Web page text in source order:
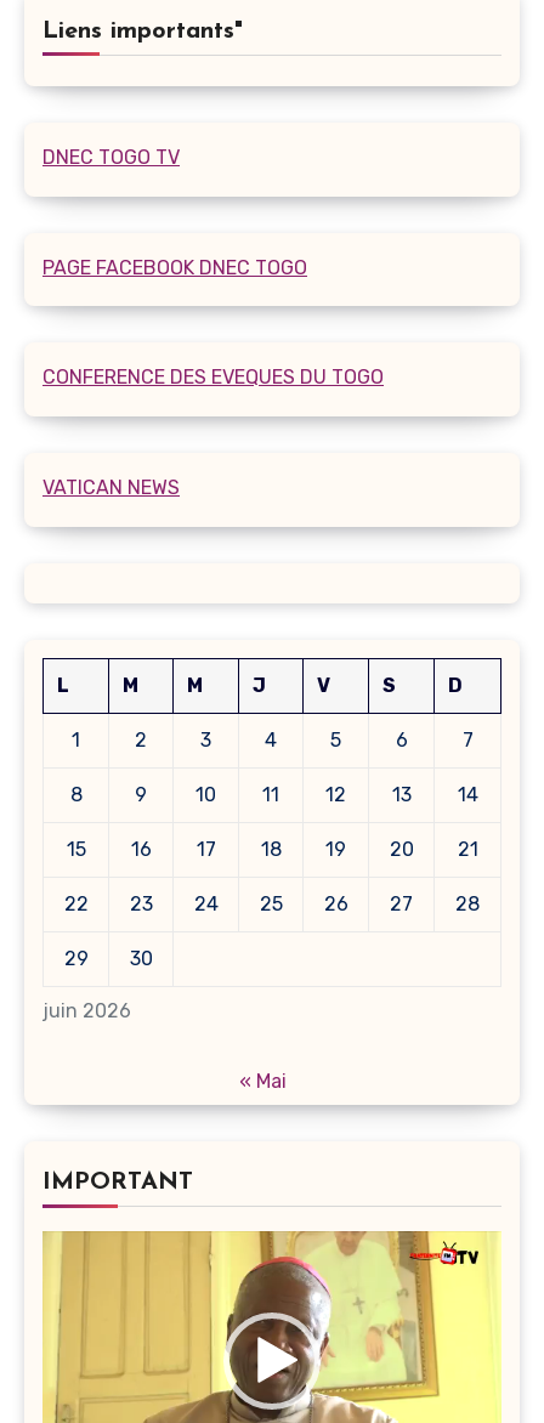
Liens importants"
DNEC TOGO TV
PAGE FACEBOOK DNEC TOGO
CONFERENCE DES EVEQUES DU TOGO
VATICAN NEWS
juin 2026
L M M J V S D
1 2 3 4 5 6 7
8 9 10 11 12 13 14
15 16 17 18 19 20 21
22 23 24 25 26 27 28
29 30
« Mai
IMPORTANT